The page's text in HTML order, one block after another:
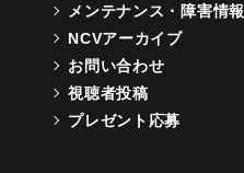
メンテナンス・障害情報
NCVアーカイブ
お問い合わせ
視聴者投稿
プレゼント応募